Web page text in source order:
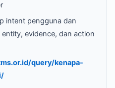
intent pengguna dan
evidence, dan action
query/kenapa-